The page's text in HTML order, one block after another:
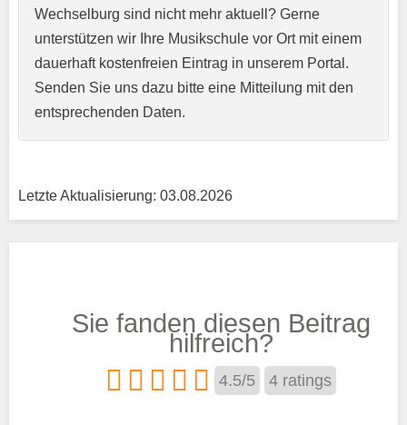
Kurzprofil der Musikschule*
Trägertyp*
Wechselburg sind nicht mehr aktuell? Gerne
unterstützen wir Ihre Musikschule vor Ort mit einem
dauerhaft kostenfreien Eintrag in unserem Portal.
Senden Sie uns dazu bitte eine Mitteilung mit den
entsprechenden Daten.
Letzte Aktualisierung: 03.08.2026
Sie fanden diesen Beitrag
hilfreich?
4.5/5 4 ratings